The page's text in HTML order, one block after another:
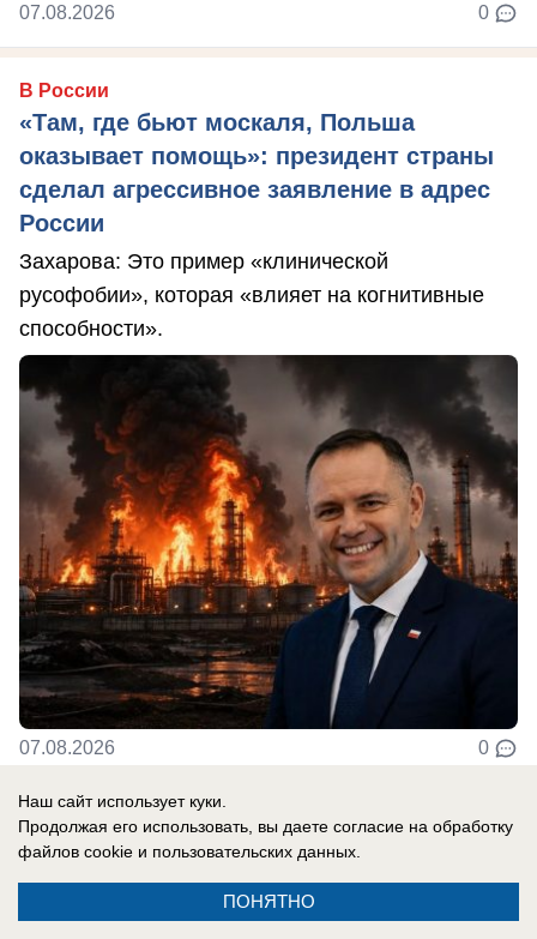
07.08.2026 0
В России
«Там, где бьют москаля, Польша
оказывает помощь»: президент страны
сделал агрессивное заявление в адрес
России
Захарова: Это пример «клинической
русофобии», которая «влияет на когнитивные
способности».
07.08.2026 0
Новости СМИ2
Наш сайт использует куки.
Продолжая его использовать, вы даете согласие на обработку
файлов cookie и пользовательских данных.
ПОНЯТНО